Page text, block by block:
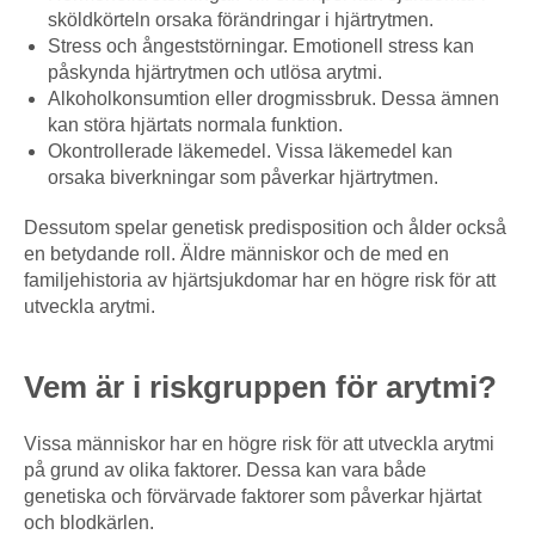
sköldkörteln orsaka förändringar i hjärtrytmen.
Stress och ångeststörningar. Emotionell stress kan
påskynda hjärtrytmen och utlösa arytmi.
Alkoholkonsumtion eller drogmissbruk. Dessa ämnen
kan störa hjärtats normala funktion.
Okontrollerade läkemedel. Vissa läkemedel kan
orsaka biverkningar som påverkar hjärtrytmen.
Dessutom spelar genetisk predisposition och ålder också
en betydande roll. Äldre människor och de med en
familjehistoria av hjärtsjukdomar har en högre risk för att
utveckla arytmi.
Vem är i riskgruppen för arytmi?
Vissa människor har en högre risk för att utveckla arytmi
på grund av olika faktorer. Dessa kan vara både
genetiska och förvärvade faktorer som påverkar hjärtat
och blodkärlen.